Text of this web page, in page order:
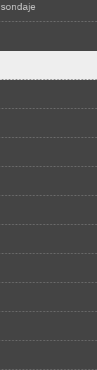
sondaje